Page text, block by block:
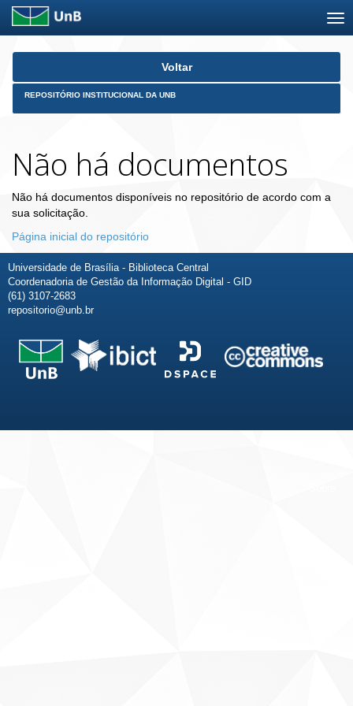
Skip
Voltar
REPOSITÓRIO INSTITUCIONAL DA UNB
Não há documentos
Não há documentos disponíveis no repositório de acordo com a
sua solicitação.
Página inicial do repositório
Universidade de Brasília - Biblioteca Central
Coordenadoria de Gestão da Informação Digital - GID
(61) 3107-2683
repositorio@unb.br